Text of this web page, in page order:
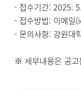
- 접수기간: 2025.
- 접수방법: 이메
- 문의사항: 강원대
※ 세부내용은 공고